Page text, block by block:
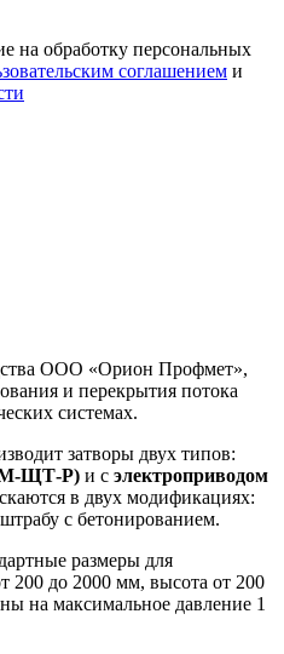
на обработку персональных
соглашением и
ООО «Орион Профмет»,
и перекрытия потока
системах.
затворы двух типов:
ЩТ-Р) и с электроприводом
в двух модификациях:
с бетонированием.
размеры для
200 до 2000 мм, высота от 200
на максимальное давление 1